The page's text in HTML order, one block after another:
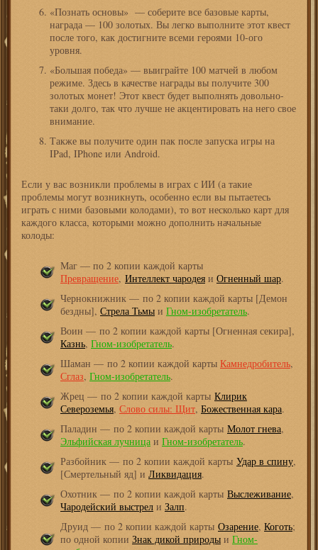
«Познать основы» — соберите все базовые карты,
награда — 100 золотых. Вы легко выполните этот квест
после того, как достигните всеми героями 10-ого
уровня.
«Большая победа» — выиграйте 100 матчей в любом
режиме. Здесь в качестве награды вы получите 300
золотых монет! Этот квест будет выполнять довольно-
таки долго, так что лучше не акцентировать на него свое
внимание.
Также вы получите один пак после запуска игры на
IPad, IPhone или Android.
Если у вас возникли проблемы в играх с ИИ (а такие
проблемы могут возникнуть, особенно если вы пытаетесь
играть с ними базовыми колодами), то вот несколько карт для
каждого класса, которыми можно дополнить начальные
колоды:
Маг — по 2 копии каждой карты
Превращение, Интеллект чародея и Огненный шар.
Чернокнижник — по 2 копии каждой карты [Демон
бездны], Стрела Тьмы и Гном-изобретатель.
Воин — по 2 копии каждой карты [Огненная секира],
Казнь, Гном-изобретатель.
Шаман — по 2 копии каждой карты Камнедробитель,
Сглаз, Гном-изобретатель.
Жрец — по 2 копии каждой карты Клирик
Североземья, Слово силы: Щит, Божественная кара.
Паладин — по 2 копии каждой карты Молот гнева,
Эльфийская лучница и Гном-изобретатель.
Разбойник — по 2 копии каждой карты Удар в спину,
[Смертельный яд] и Ликвидация.
Охотник — по 2 копии каждой карты Выслеживание,
Чародейский выстрел и Залп.
Друид — по 2 копии каждой карты Озарение, Коготь;
по одной копии Знак дикой природы и Гном-